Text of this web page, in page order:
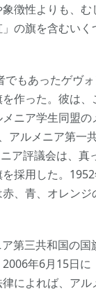
徴性よりも、
の旗を含むい
もあったゲヴ
作った。彼は
ニア学生同盟の
アルメニア第一
ア評議会は、真
採用した。
、青、オレンジ
第三共和国の
年6月15日
によれば、ア